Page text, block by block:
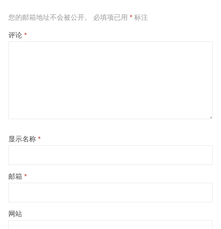
您的邮箱地址不会被公开。 必填项已用 *标注
评论 *
显示名称 *
邮箱 *
网站